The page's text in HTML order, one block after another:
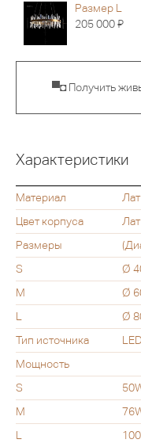
Размер L
205 000Я
▀◘ Получить
Характеристики
Материал
Цвет корпуса
Размеры
S
Ø
M
Ø
L
Ø
Тип источника
Мощность
S
M
L